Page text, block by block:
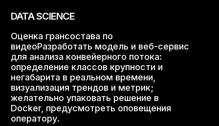
DATA SCIENCE
Оценка грансостава по
видеоРазработать модель и веб-​​​​​​​​​​​​​​​​​​​​​​​​​​​​​​​сервис
для анализа конвейерного потока:
определение классов крупности и
негабарита в реальном времени,
визуализация трендов и метрик;
желательно упаковать решение в
Docker, предусмотреть оповещения
оператору.